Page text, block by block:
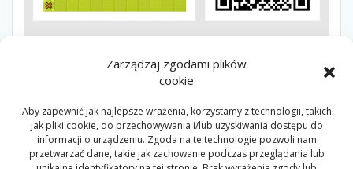
Zarządzaj zgodami plików
cookie
Aby zapewnić jak najlepsze wrażenia, korzystamy z technologii, takich
jak pliki cookie, do przechowywania i/lub uzyskiwania dostępu do
informacji o urządzeniu. Zgoda na te technologie pozwoli nam
przetwarzać dane, takie jak zachowanie podczas przeglądania lub
Nawigacja
Poprzedni:Poprzedni
Sierpień ze Następny: Następny
Sierpień ze